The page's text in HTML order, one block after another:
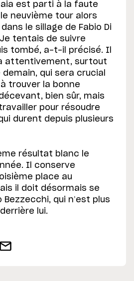
est parti à la faute
neuvième tour alors
dans le sillage de Fabio Di
tentais de suivre
tombé, a-t-il précisé. Il
attentivement, surtout
qui sera crucial
trouver la bonne
bien sûr, mais
pour résoudre
durent depuis plusieurs
résultat blanc le
Il conserve
place au
il doit désormais se
qui n’est plus
lui.